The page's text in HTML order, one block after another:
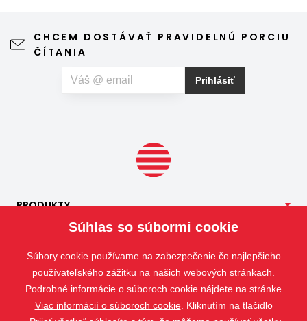
leto naplno. Kvalitná sieťka na hmyz zároveň nijako neruší
výhľad z okna ani vzhľad domu, vyžaduje len minimálnu
vás okrem hmyzu trápia aj peľové alergie, môžete zvoliť
špeciálnu sieť proti peľu, ktorá pomáha obmedziť
CHCEM DOSTÁVAŤ PRAVIDELNÚ PORCIU
ČÍTANIA
Prihlásiť
PRODUKTY
SLUŽBY
ISOTRA
KONTAKT
Súhlas so súbormi cookie
Súbory cookie používame na zabezpečenie čo najlepšieho
používateľského zážitku na našich webových stránkach.
Podrobné informácie o súboroch cookie nájdete na stránke
Viac informácií o súboroch cookie. Kliknutím na tlačidlo